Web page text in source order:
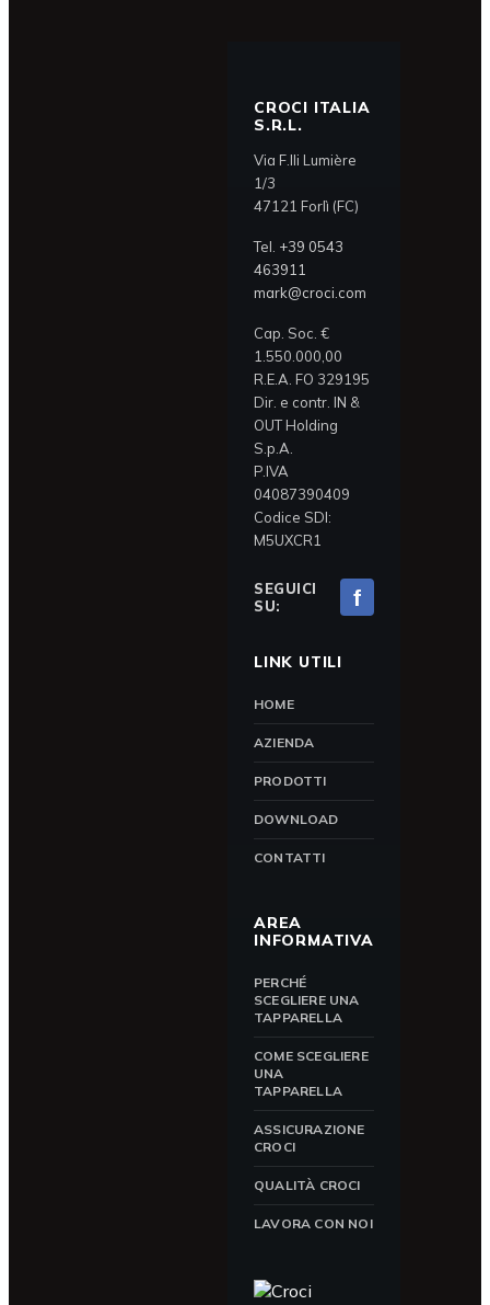
CROCI ITALIA
S.R.L.
Via F.lli Lumière
1/3
47121 Forlì (FC)
Tel. +39 0543
463911
mark@croci.com
Cap. Soc. €
1.550.000,00
R.E.A. FO 329195
Dir. e contr. IN &
OUT Holding
S.p.A.
P.IVA
04087390409
Codice SDI:
M5UXCR1
SEGUICI
SU:
f
LINK UTILI
HOME
AZIENDA
PRODOTTI
DOWNLOAD
CONTATTI
AREA
INFORMATIVA
PERCHÉ
SCEGLIERE UNA
TAPPARELLA
COME SCEGLIERE
UNA
TAPPARELLA
ASSICURAZIONE
CROCI
QUALITÀ CROCI
LAVORA CON NOI